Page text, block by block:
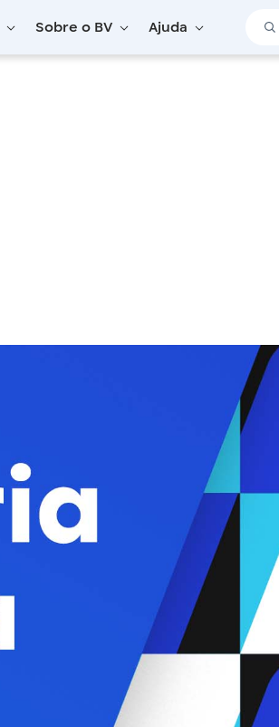
Sobre o BV Ajuda